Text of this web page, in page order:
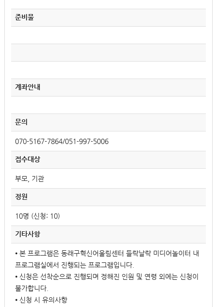
준비물
계좌안내
문의
070-5167-7864/051-997-5006
접수대상
부모, 기관
정원
10명 (신청: 10)
기타사항
⦁ 본 프로그램은 동래구혁신어울림센터 들락날락 미디어놀이터 내
프로그램실에서 진행되는 프로그램입니다.
⦁ 신청은 선착순으로 진행되며 정해진 인원 및 연령 외에는 신청이
불가합니다.
⦁ 신청 시 유의사항